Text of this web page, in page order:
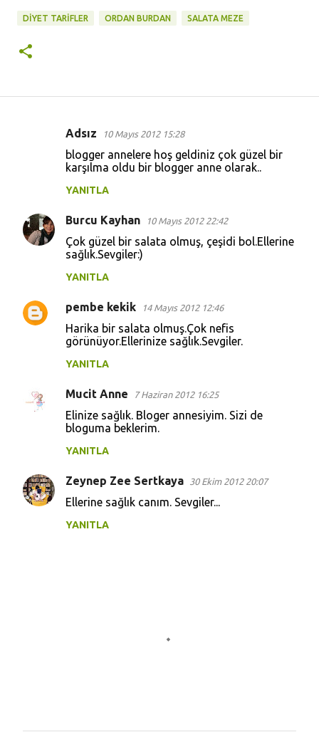
DİYET TARİFLER ORDAN BURDAN SALATA MEZE
m
l
Adsız 10 Mayıs 2012 15:28
blogger annelere hoş geldiniz çok güzel bir
karşılma oldu bir blogger anne olarak..
YANITLA
Burcu Kayhan 10 Mayıs 2012 22:42
Çok güzel bir salata olmuş, çeşidi bol.Ellerine
sağlık.Sevgiler:)
YANITLA
pembe kekik 14 Mayıs 2012 12:46
Harika bir salata olmuş.Çok nefis
görünüyor.Ellerinize sağlık.Sevgiler.
YANITLA
Mucit Anne 7 Haziran 2012 16:25
Elinize sağlık. Bloger annesiyim. Sizi de
bloguma beklerim.
YANITLA
Zeynep Zee Sertkaya 30 Ekim 2012 20:07
Ellerine sağlık canım. Sevgiler...
YANITLA